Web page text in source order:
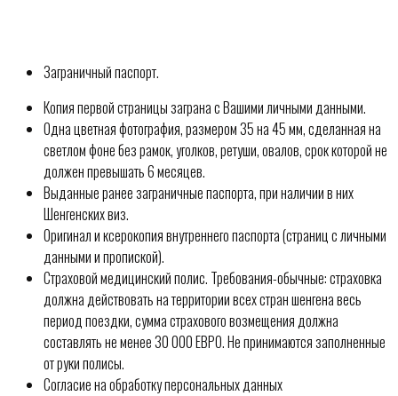
Заграничный паспорт.
Копия первой страницы заграна с Вашими личными данными.
Одна цветная фотография, размером 35 на 45 мм, сделанная на
светлом фоне без рамок, уголков, ретуши, овалов, срок которой не
должен превышать 6 месяцев.
Выданные ранее заграничные паспорта, при наличии в них
Шенгенских виз.
Оригинал и ксерокопия внутреннего паспорта (страниц с личными
данными и пропиской).
Страховой медицинский полис. Требования-обычные: страховка
должна действовать на территории всех стран шенгена весь
период поездки, сумма страхового возмещения должна
составлять не менее 30 000 ЕВРО. Не принимаются заполненные
от руки полисы.
Согласие на обработку персональных данных